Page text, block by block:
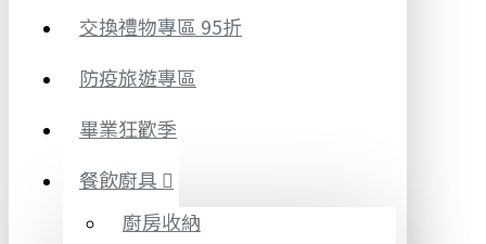
交換禮物專區 95折
防疫旅遊專區
畢業狂歡季
餐飲廚具
廚房收納